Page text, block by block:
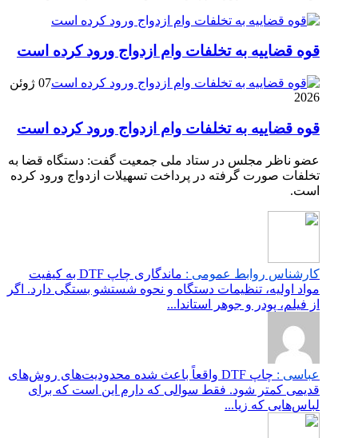
قوه قضاییه به تخلفات وام ازدواج ورود کرده است
07 ژوئن
2026
قوه قضاییه به تخلفات وام ازدواج ورود کرده است
عضو ناظر مجلس در ستاد ملی جمعیت گفت: دستگاه قضا به
تخلفات صورت گرفته در پرداخت تسهیلات ازدواج ورود کرده
است.
کارشناس روابط عمومی :
ماندگاری چاپ DTF به کیفیت
مواد اولیه، تنظیمات دستگاه و نحوه شستشو بستگی دارد. اگر
از فیلم، پودر و جوهر استاندا...
عباسی :
چاپ DTF واقعاً باعث شده محدودیت‌های روش‌های
قدیمی کمتر شود. فقط سوالی که دارم این است که برای
لباس‌هایی که زیا...